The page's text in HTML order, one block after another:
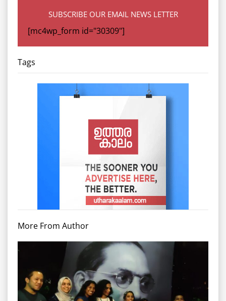
SUBSCRIBE OUR EMAIL NEWS LETTER
[mc4wp_form id="30309"]
Tags
More From Author